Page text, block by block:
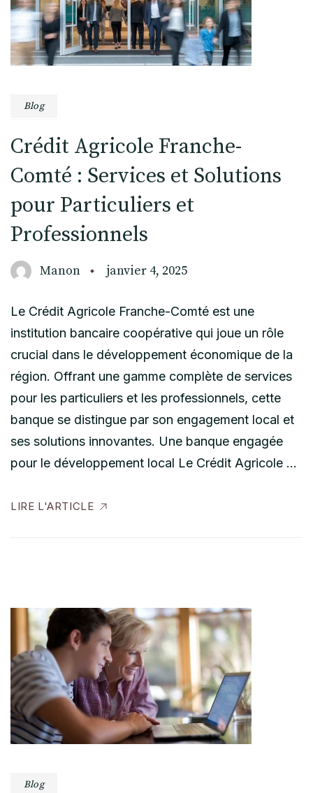
Blog
Crédit Agricole Franche-
Comté : Services et Solutions
pour Particuliers et
Professionnels
Manon janvier 4, 2025
Le Crédit Agricole Franche-Comté est une
institution bancaire coopérative qui joue un rôle
crucial dans le développement économique de la
région. Offrant une gamme complète de services
pour les particuliers et les professionnels, cette
banque se distingue par son engagement local et
ses solutions innovantes. Une banque engagée
pour le développement local Le Crédit Agricole …
LIRE L'ARTICLE
Blog